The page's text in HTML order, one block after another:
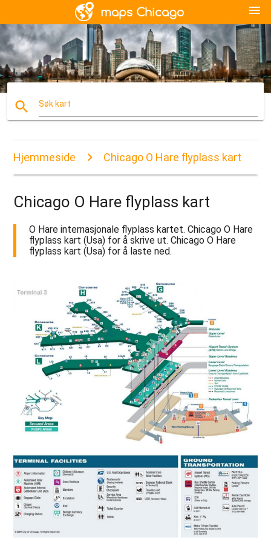
menu
search Søk kart
Hjemmeside Chicago O Hare flyplass kart
Chicago O Hare flyplass kart
O Hare internasjonale flyplass kartet. Chicago O Hare
flyplass kart (Usa) for å skrive ut. Chicago O Hare
flyplass kart (Usa) for å laste ned.